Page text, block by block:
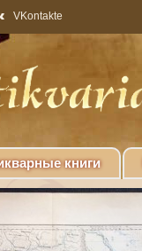
VKontakte
книги